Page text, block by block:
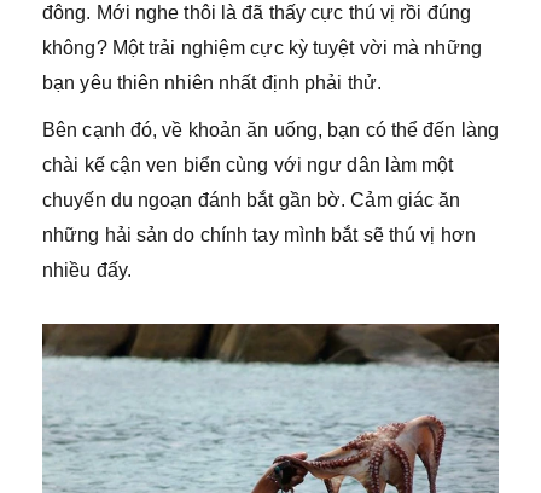
đông. Mới nghe thôi là đã thấy cực thú vị rồi đúng
không? Một trải nghiệm cực kỳ tuyệt vời mà những
bạn yêu thiên nhiên nhất định phải thử.
Bên cạnh đó, về khoản ăn uống, bạn có thể đến làng
chài kế cận ven biển cùng với ngư dân làm một
chuyến du ngoạn đánh bắt gần bờ. Cảm giác ăn
những hải sản do chính tay mình bắt sẽ thú vị hơn
nhiều đấy.